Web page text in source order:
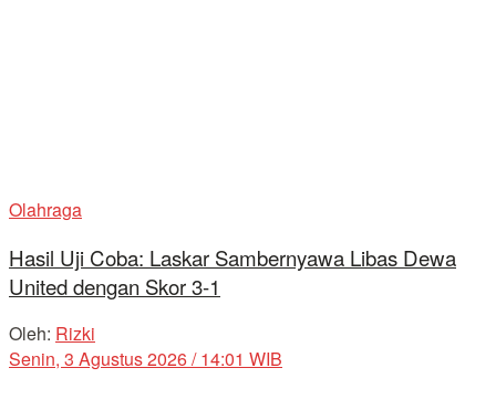
Olahraga
Hasil Uji Coba: Laskar Sambernyawa Libas Dewa
United dengan Skor 3-1
Oleh: Rizki
Senin, 3 Agustus 2026 / 14:01 WIB